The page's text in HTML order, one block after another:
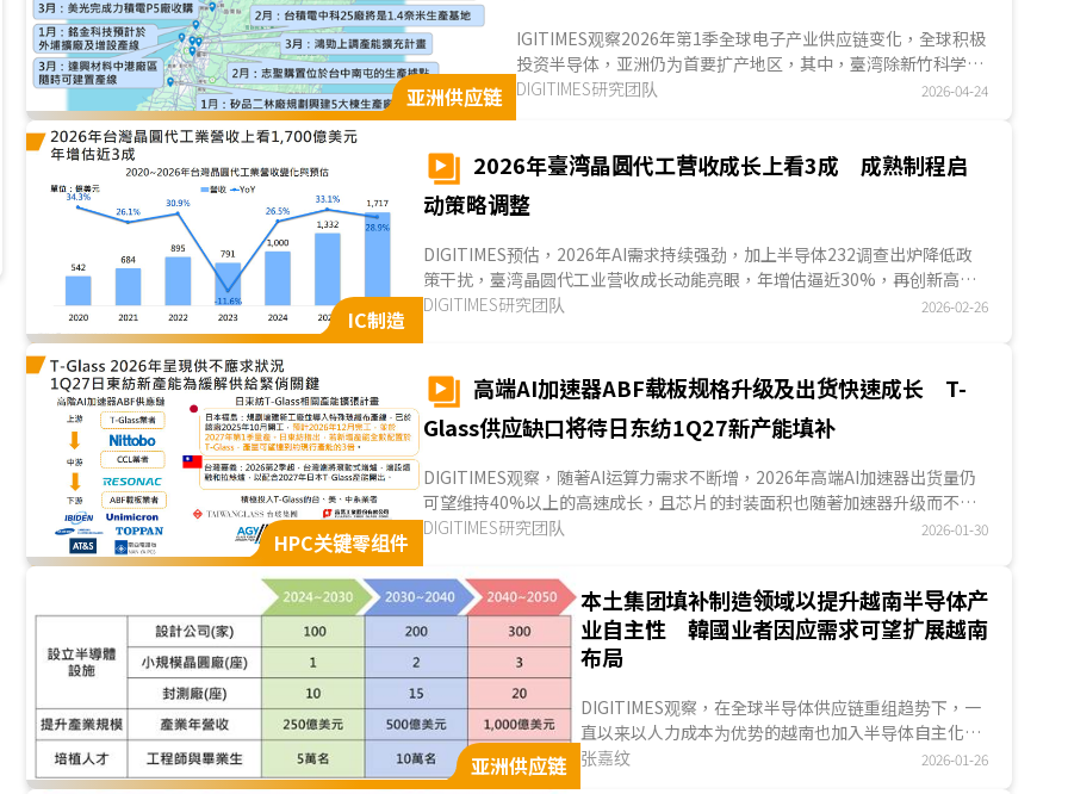
亚洲供应链
IGITIMES观察2026年第1季全球电子产业供应链变化，全球积极
投资半导体，亚洲仍为首要扩产地区，其中，臺湾除新竹科学园
区外，臺中与嘉义、臺南与高雄等也成为业者积极投资地点；欧
DIGITIMES研究团队 2026-04-24
IC制造
2026年臺湾晶圆代工营收成长上看3成 成熟制程启
动策略调整
DIGITIMES预估，2026年AI需求持续强劲，加上半导体232调查出炉降低政
策干扰，臺湾晶圆代工业营收成长动能亮眼，年增估逼近30%，再创新高。
不过，主要成长动能来自先...
DIGITIMES研究团队 2026-02-26
HPC关键零组件
高端AI加速器ABF载板规格升级及出货快速成长 T-
Glass供应缺口将待日东纺1Q27新产能填补
DIGITIMES观察，随著AI运算力需求不断增，2026年高端AI加速器出货量仍
可望维持40%以上的高速成长，且芯片的封装面积也随著加速器升级而不断
扩大，带动AI加速器用...
DIGITIMES研究团队 2026-01-30
亚洲供应链
本土集团填补制造领域以提升越南半导体产
业自主性 韓國业者因应需求可望扩展越南
布局
DIGITIMES观察，在全球半导体供应链重组趋势下，一
直以来以人力成本为优势的越南也加入半导体自主化竞
局，除政府正式颁布半导体策略外，本土集团也成为担
张嘉纹 2026-01-26